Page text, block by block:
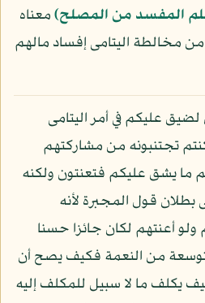
المفسد من المصلح﴾معناه
مخالطة اليتامى إفساد مالهم
لضيق عليكم في أمر اليتامى
تجتنبونه من مشاركتهم
ما يشق عليكم فتعنتون ولكنه
بطلان قول المجبرة لأنه
ولو أعنتهم لكان جائزا حسنا
من النعمة فكيف يصح أن
يكلف ما لا سبيل للمكلف إليه